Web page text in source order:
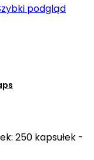
podgląd
250 kapsułek -